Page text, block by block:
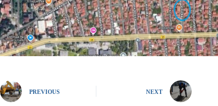
PREVIOUS NEXT